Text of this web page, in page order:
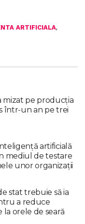
ARTIFICIALA,
pe producția
într-un an pe trei
artificială
mediul de testare
unor organizaţii
stat trebuie să ia
a reduce
orele de seară